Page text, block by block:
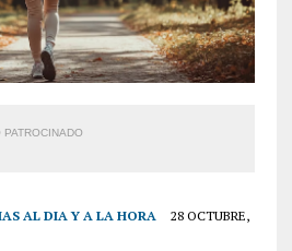
AL DIA Y A LA HORA
28 OCTUBRE,